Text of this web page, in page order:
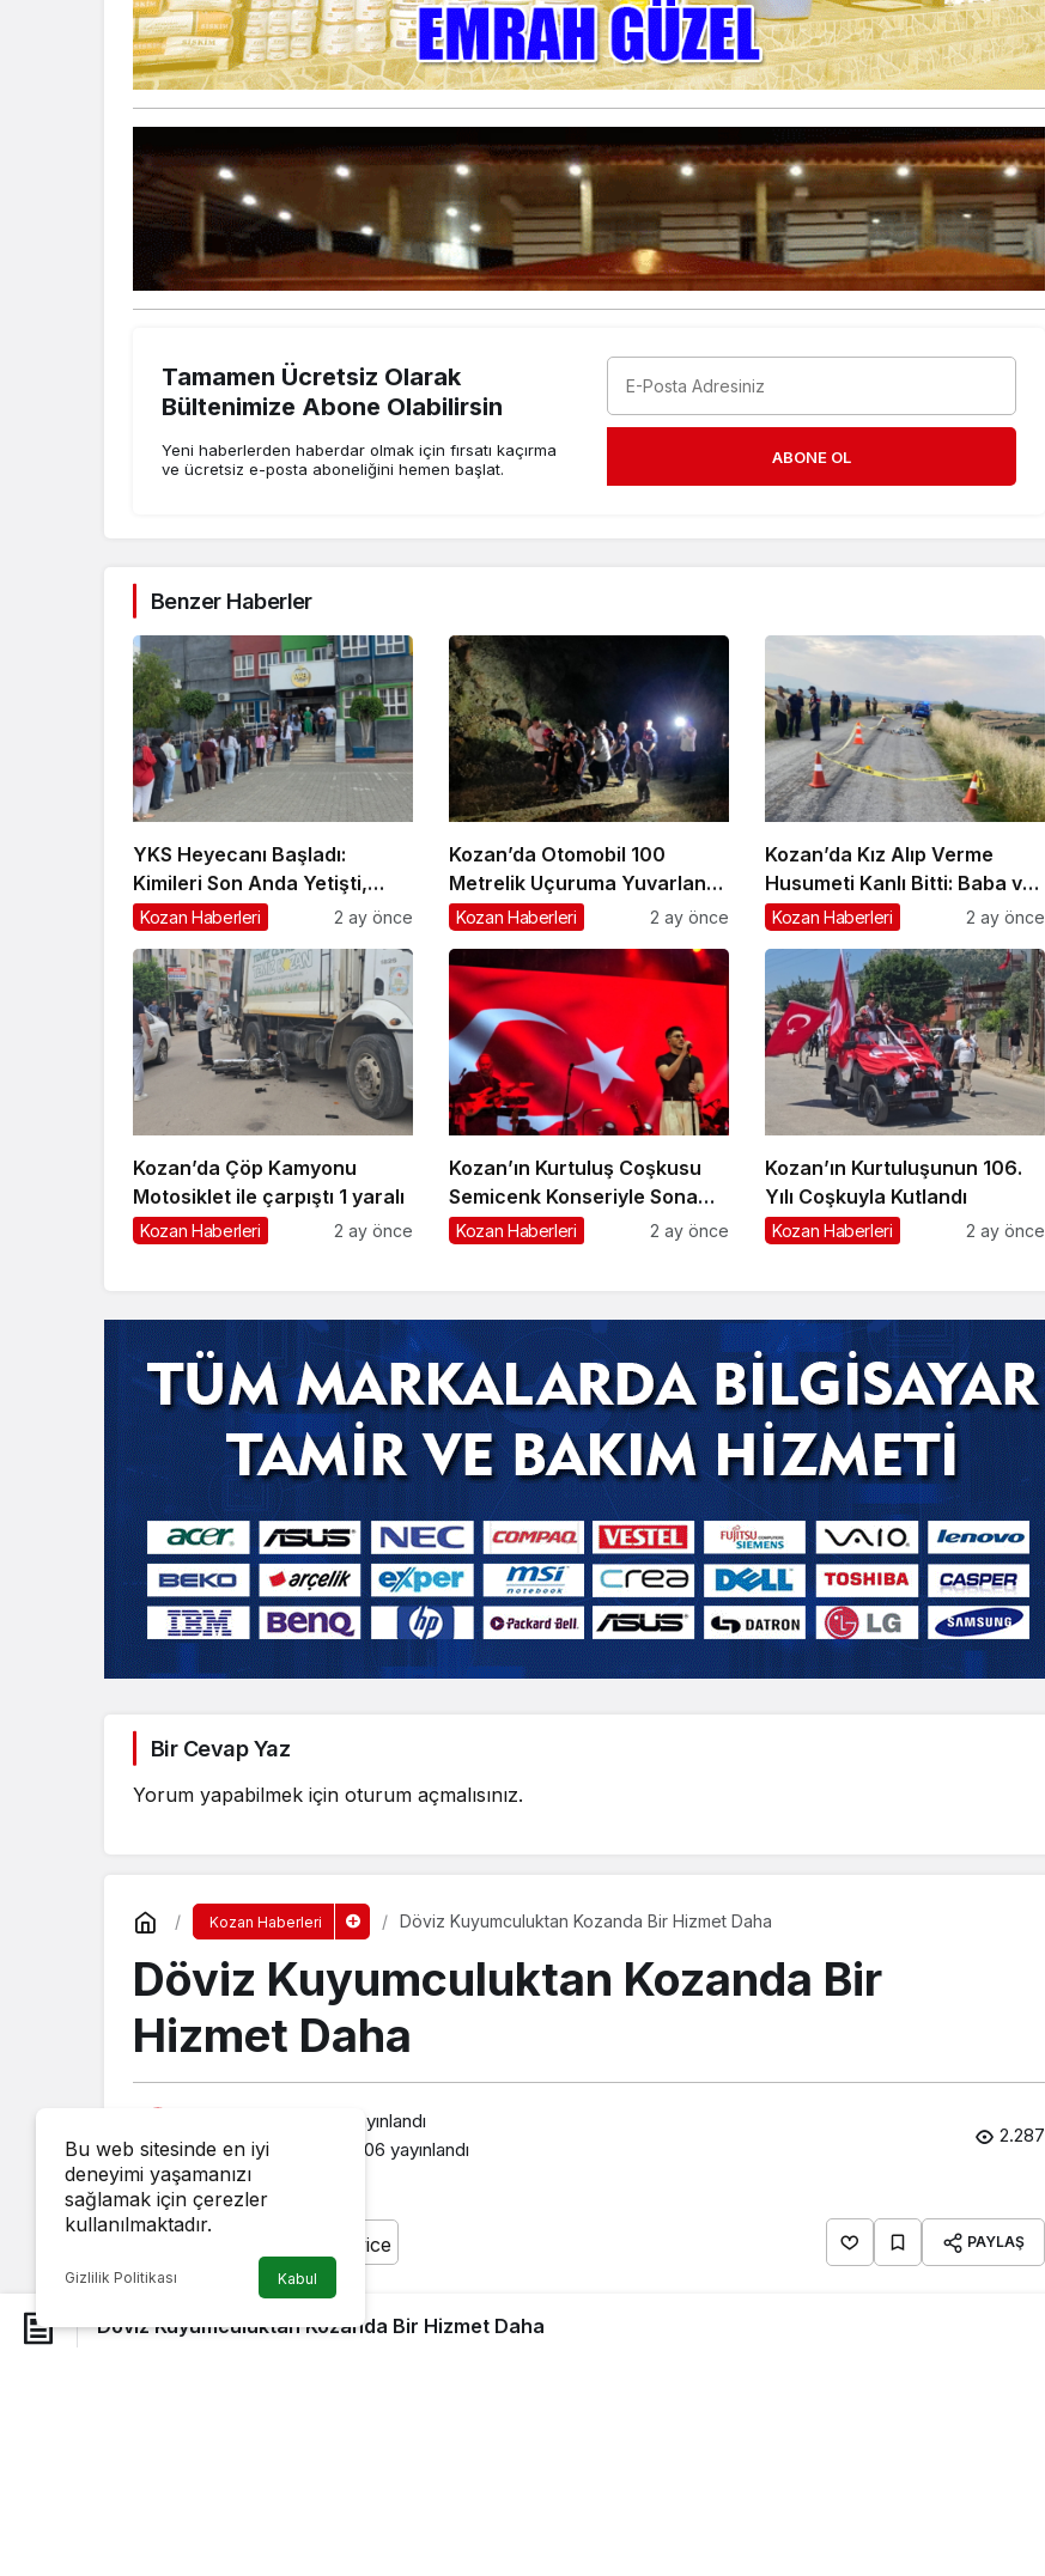
Tamamen Ücretsiz Olarak
Bültenimize Abone Olabilirsin
Yeni haberlerden haberdar olmak için fırsatı kaçırma
ve ücretsiz e-posta aboneliğini hemen başlat.
ABONE OL
Benzer Haberler
YKS Heyecanı Başladı:
Kimileri Son Anda Yetişti,
Kimileri Kapıda Kaldı
Kozan Haberleri 2 ay önce
Kozan’da Otomobil 100
Metrelik Uçuruma Yuvarlandı:
Sürücü Yaralandı
Kozan Haberleri 2 ay önce
Kozan’da Kız Alıp Verme
Husumeti Kanlı Bitti: Baba ve
Oğul Hayatını Kaybetti
Kozan Haberleri 2 ay önce
Kozan’da Çöp Kamyonu
Motosiklet ile çarpıştı 1 yaralı
Kozan Haberleri 2 ay önce
Kozan’ın Kurtuluş Coşkusu
Semicenk Konseriyle Sona
Erdi
Kozan Haberleri 2 ay önce
Kozan’ın Kurtuluşunun 106.
Yılı Coşkuyla Kutlandı
Kozan Haberleri 2 ay önce
Bir Cevap Yaz
Yorum yapabilmek için oturum açmalısınız.
Kozan Haberleri Döviz Kuyumculuktan Kozanda Bir Hizmet Daha
Döviz Kuyumculuktan Kozanda Bir
Hizmet Daha
tarafından yayınlandı
13 Temmuz 2017, 12:06 yayınlandı
2.287
PAYLAŞ
Döviz Kuyumculuktan Kozanda Bir Hizmet Daha
Bu web sitesinde en iyi
deneyimi yaşamanızı
sağlamak için çerezler
kullanılmaktadır.
Gizlilik Politikası Kabul